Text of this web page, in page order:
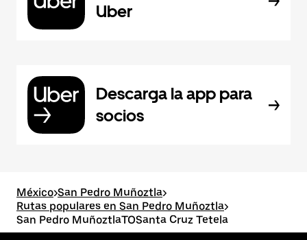
Uber
Descarga la app para
socios
México>San Pedro Muñoztla>
Rutas populares en San Pedro Muñoztla>
San Pedro MuñoztlaTOSanta Cruz Tetela